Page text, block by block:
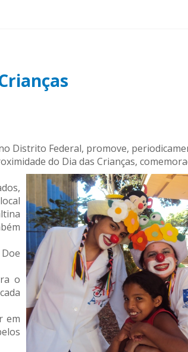
Distrito Federal, promove,
do Dia das Crianças,
o
em